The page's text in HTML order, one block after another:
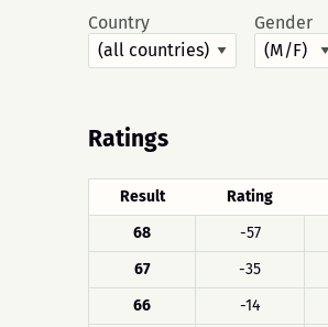
Country Gender
Ratings
Result Rating
68
-57
67
-35
66
-14